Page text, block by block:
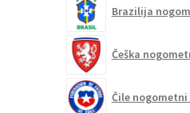
Brazilija
Češka
Čile nogometni